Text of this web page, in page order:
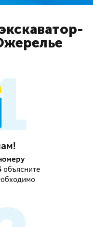
объясните